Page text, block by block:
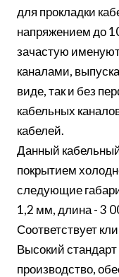
для прокладки
напряжением до
зачастую
каналами,
виде, так и без
кабельных
кабелей.
Данный
покрытием
следующие
1,2 мм, длина - 3
Соответствует
Высокий стандарт
производство,